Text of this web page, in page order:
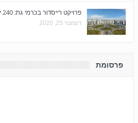
פרויקט רייסדור בכרמי גת: 240 יח"ד ו כ- 7,000 מ"ר מסחר
דצמבר 25, 2020
פרסומת